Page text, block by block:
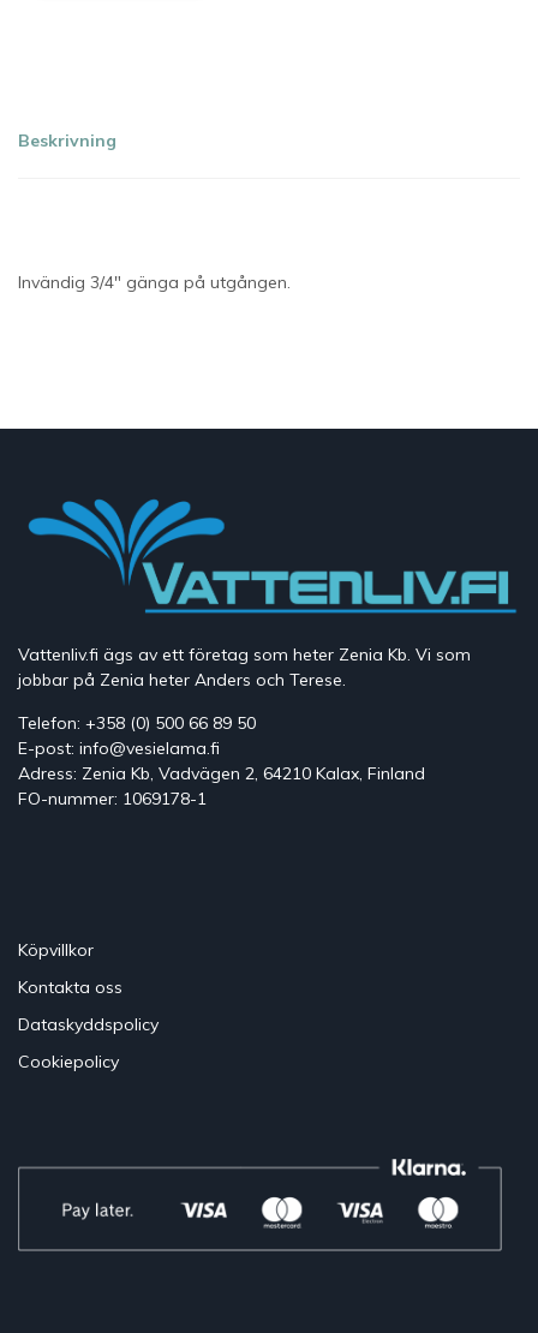
Beskrivning
Invändig 3/4" gänga på utgången.
Vattenliv.fi ägs av ett företag som heter Zenia Kb. Vi som
jobbar på Zenia heter Anders och Terese.
Telefon: +358 (0) 500 66 89 50
E-post: info@vesielama.fi
Adress: Zenia Kb, Vadvägen 2, 64210 Kalax, Finland
FO-nummer: 1069178-1
Köpvillkor
Kontakta oss
Dataskyddspolicy
Cookiepolicy